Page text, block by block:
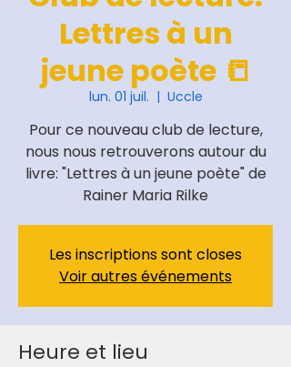
Lettres à un
jeune poète 📒
lun. 01 juil.
  |
Uccle
Pour ce nouveau club de lecture,
nous nous retrouverons autour du
livre: "Lettres à un jeune poète" de
Rainer Maria Rilke
Les inscriptions sont closes
Voir autres événements
Heure et lieu